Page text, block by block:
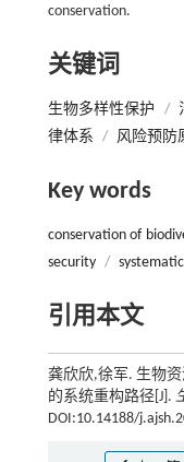
conservation.
关键词
生物多样性保护 /
律体系 / 风险预防
Key words
conservation of
security /
引用本文
龚欣欣,徐军. 生物
的系统重构路径[J].
DOI:10.14188/